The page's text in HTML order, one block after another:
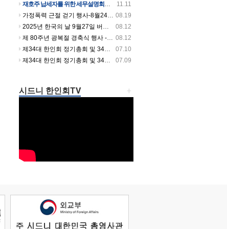
11.11
재호주 납세자를 위한 세무설명회를 개최합니다
08.19
가정폭력 근절 걷기 행사-8월24일 일요일 오전 9시~10시 30분까지 버우드파크에서 있습니다
08.12
2025년 한국의 날 9월27일 버우드파크에서 열립니다
08.12
제 80주년 광복절 경축식 행사 -셔틀버스 시간 안내
07.10
제34대 한인회 정기총회 및 34대 35대 회장 이취임식날 셔틀버스 운행합니다.
07.09
제34대 한인회 정기총회 및 34대 35대 회장 이취임식 개최!
+
시드니 한인회TV